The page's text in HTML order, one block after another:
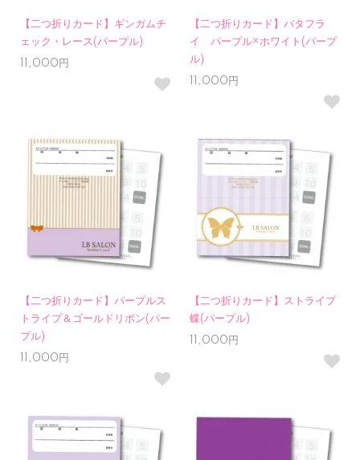
【二つ折りカード】ギンガムチ
ェック・レース(パープル)
11,000円
【二つ折りカード】バタフラ
イ パープル×ホワイト(パープ
ル)
11,000円
【二つ折りカード】パープルス
トライプ＆ゴールドリボン(パー
プル)
11,000円
【二つ折りカード】ストライプ
蝶(パープル)
11,000円